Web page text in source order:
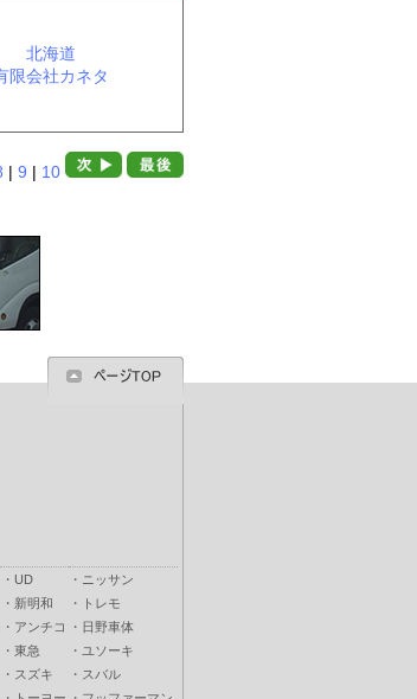
北海道
限会社カネタ
| 9 | 10
・ UD ・ ニッサン
・ 新明和 ・
トレモ
・ アンチコ ・ 日野車体
・ 東急 ・ ユソーキ
・ スズキ ・ スバル